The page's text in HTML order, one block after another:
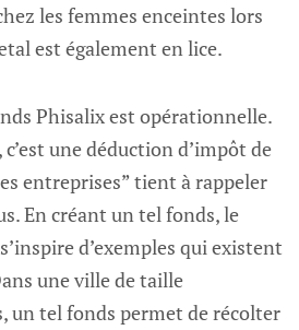
les femmes enceintes lors
est également en lice.
Phisalix est opérationnelle.
une déduction d’impôt de
entreprises” tient à rappeler
En créant un tel fonds, le
d’exemples qui existent
une ville de taille
un tel fonds permet de récolter